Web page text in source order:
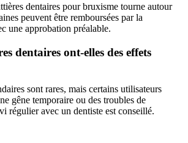
dentaires pour bruxisme tourne autour
peuvent être remboursées par la
une approbation préalable.
dentaires ont-elles des effets
sont rares, mais certains utilisateurs
gêne temporaire ou des troubles de
régulier avec un dentiste est conseillé.